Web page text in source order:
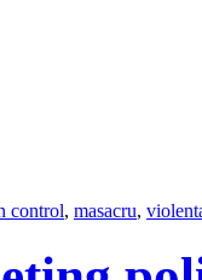
control, masacru,